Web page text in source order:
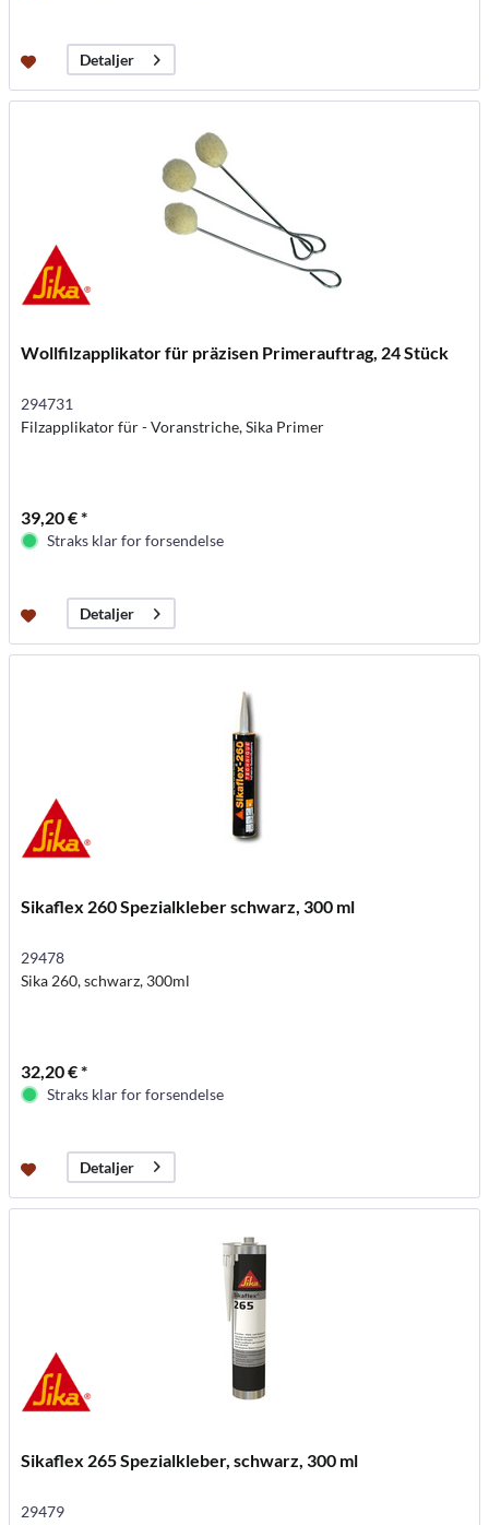
Detaljer
Wollfilzapplikator für präzisen Primerauftrag, 24 Stück
294731
Filzapplikator für - Voranstriche, Sika Primer
39,20 € *
Straks klar for forsendelse
Detaljer
Sikaflex 260 Spezialkleber schwarz, 300 ml
29478
Sika 260, schwarz, 300ml
32,20 € *
Straks klar for forsendelse
Detaljer
Sikaflex 265 Spezialkleber, schwarz, 300 ml
29479